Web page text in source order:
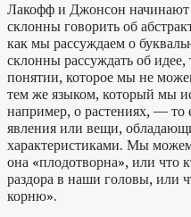
Лакофф и Джонсон
склонны говорить об
как мы рассуждаем о
склонны рассуждать об идее,
понятии, которое мы не
тем же языком, который мы
например, о растениях, — то
явления или вещи,
характеристиками. Мы можем
она «плодотворна», или что
раздора в наши головы, или
корню».